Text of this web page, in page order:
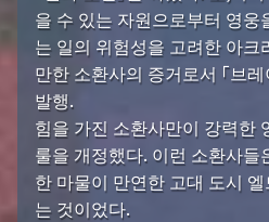
을 수 있는 자원으로부터 영웅
는 일의 위험성을 고려한 아
만한 소환사의 증거로서 「브
발행.
힘을 가진 소환사만이 강력한
룰을 개정했다. 이런 소환사
한 마물이 만연한 고대 도시
는 것이었다.